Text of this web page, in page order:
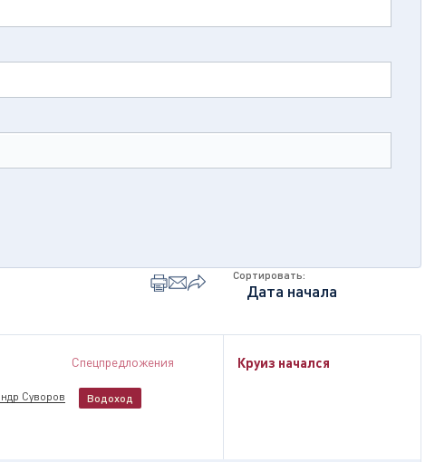
Сортировать:
Спецпредложения
Суворов Водоход
Круиз начался